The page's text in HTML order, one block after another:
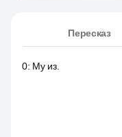
Пересказ
0: My из.